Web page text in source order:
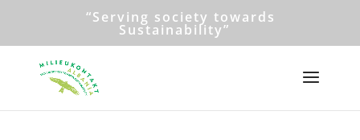
“Serving society towards
Sustainability”